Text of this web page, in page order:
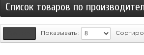
Список товаров по
Показывать :